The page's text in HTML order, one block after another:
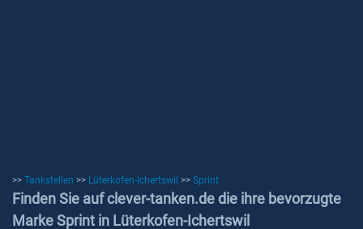
>> Tankstellen >> Lüterkofen-Ichertswil >> Sprint
Finden Sie auf clever-tanken.de die ihre bevorzugte
Marke Sprint in Lüterkofen-Ichertswil